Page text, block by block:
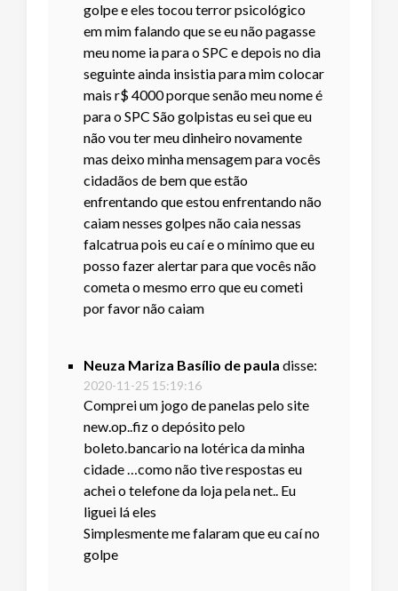
golpe e eles tocou terror psicológico
em mim falando que se eu não pagasse
meu nome ia para o SPC e depois no dia
seguinte ainda insistia para mim colocar
mais r$ 4000 porque senão meu nome é
para o SPC São golpistas eu sei que eu
não vou ter meu dinheiro novamente
mas deixo minha mensagem para vocês
cidadãos de bem que estão
enfrentando que estou enfrentando não
caiam nesses golpes não caia nessas
falcatrua pois eu caí e o mínimo que eu
posso fazer alertar para que vocês não
cometa o mesmo erro que eu cometi
por favor não caiam
Neuza Mariza Basílio de paula disse:
2020-11-25 15:19:16
Comprei um jogo de panelas pelo site
new.op..fiz o depósito pelo
boleto.bancario na lotérica da minha
cidade …como não tive respostas eu
achei o telefone da loja pela net.. Eu
liguei lá eles
Simplesmente me falaram que eu caí no
golpe